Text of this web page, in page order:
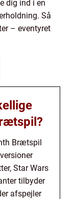
dig ind i en
Så
– eventyret
Brætspil
Star Wars
tilbyder
afspejler